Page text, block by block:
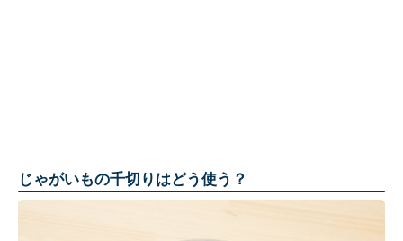
じゃがいもの千切りはどう使う？